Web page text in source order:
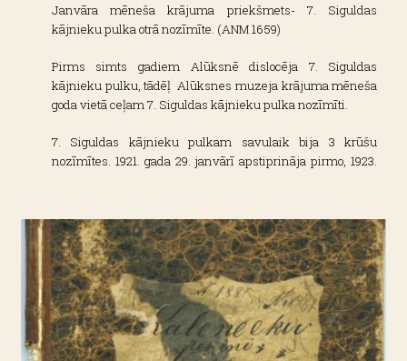
Janvāra mēneša krājuma priekšmets- 7. Siguldas
kājnieku pulka otrā nozīmīte. (ANM 1659)
Pirms simts gadiem Alūksnē dislocēja 7. Siguldas
kājnieku pulku, tādēļ Alūksnes muzeja krājuma mēneša
goda vietā ceļam 7. Siguldas kājnieku pulka nozīmīti.
7. Siguldas kājnieku pulkam savulaik bija 3 krūšu
nozīmītes. 1921. gada 29. janvārī apstiprināja pirmo, 1923.
nēsāt tikai tiem, kuri tās bija ieguvuši pirms jaunās
apstiprināšanas. Otrās nozīmītes pamatā ir piecstūraina
sudrabota metāla zvaigzne, uz kuras uzlikts tumši
oksidēts reljefs ozolzaru vainags. Uz vainaga krustojas
stilizēti zeltīti senlatvju šķēps un kaujas vāle. Virs tiem
uzlikts sarkanbaltsarkani emaljēts vairogs sudrabaina
metāla ierāmējumā. Uz vairoga uzraksts: "7.S.K.P. 1920/VI
19".